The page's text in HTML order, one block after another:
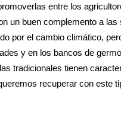
entre los
un buen complemento a
por el cambio climático,
y en los bancos de
tradicionales tienen
recuperar con este